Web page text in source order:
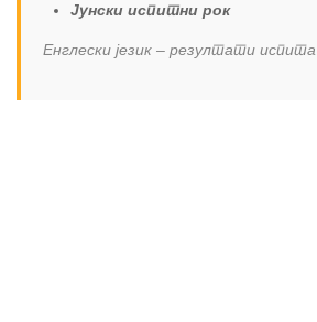
Јунски испитни рок
Енглески језик – резултати испита